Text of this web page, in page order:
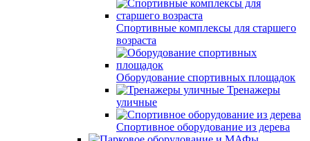
Спортивные комплексы для старшего
возраста
Оборудование спортивных площадок
Тренажеры
уличные
Спортивное оборудование из дерева